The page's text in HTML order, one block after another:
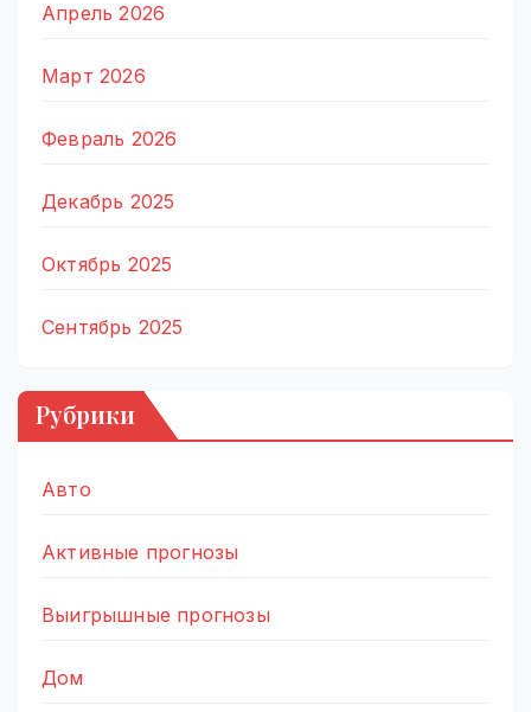
Апрель 2026
Март 2026
Февраль 2026
Декабрь 2025
Октябрь 2025
Сентябрь 2025
Рубрики
Авто
Активные прогнозы
Выигрышные прогнозы
Дом